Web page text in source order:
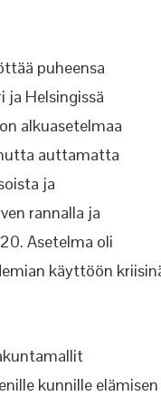
puheensa
ja Helsingissä
alkuasetelmaa
auttamatta
ja
rannalla ja
Asetelma oli
käyttöön
kunnille elämisen